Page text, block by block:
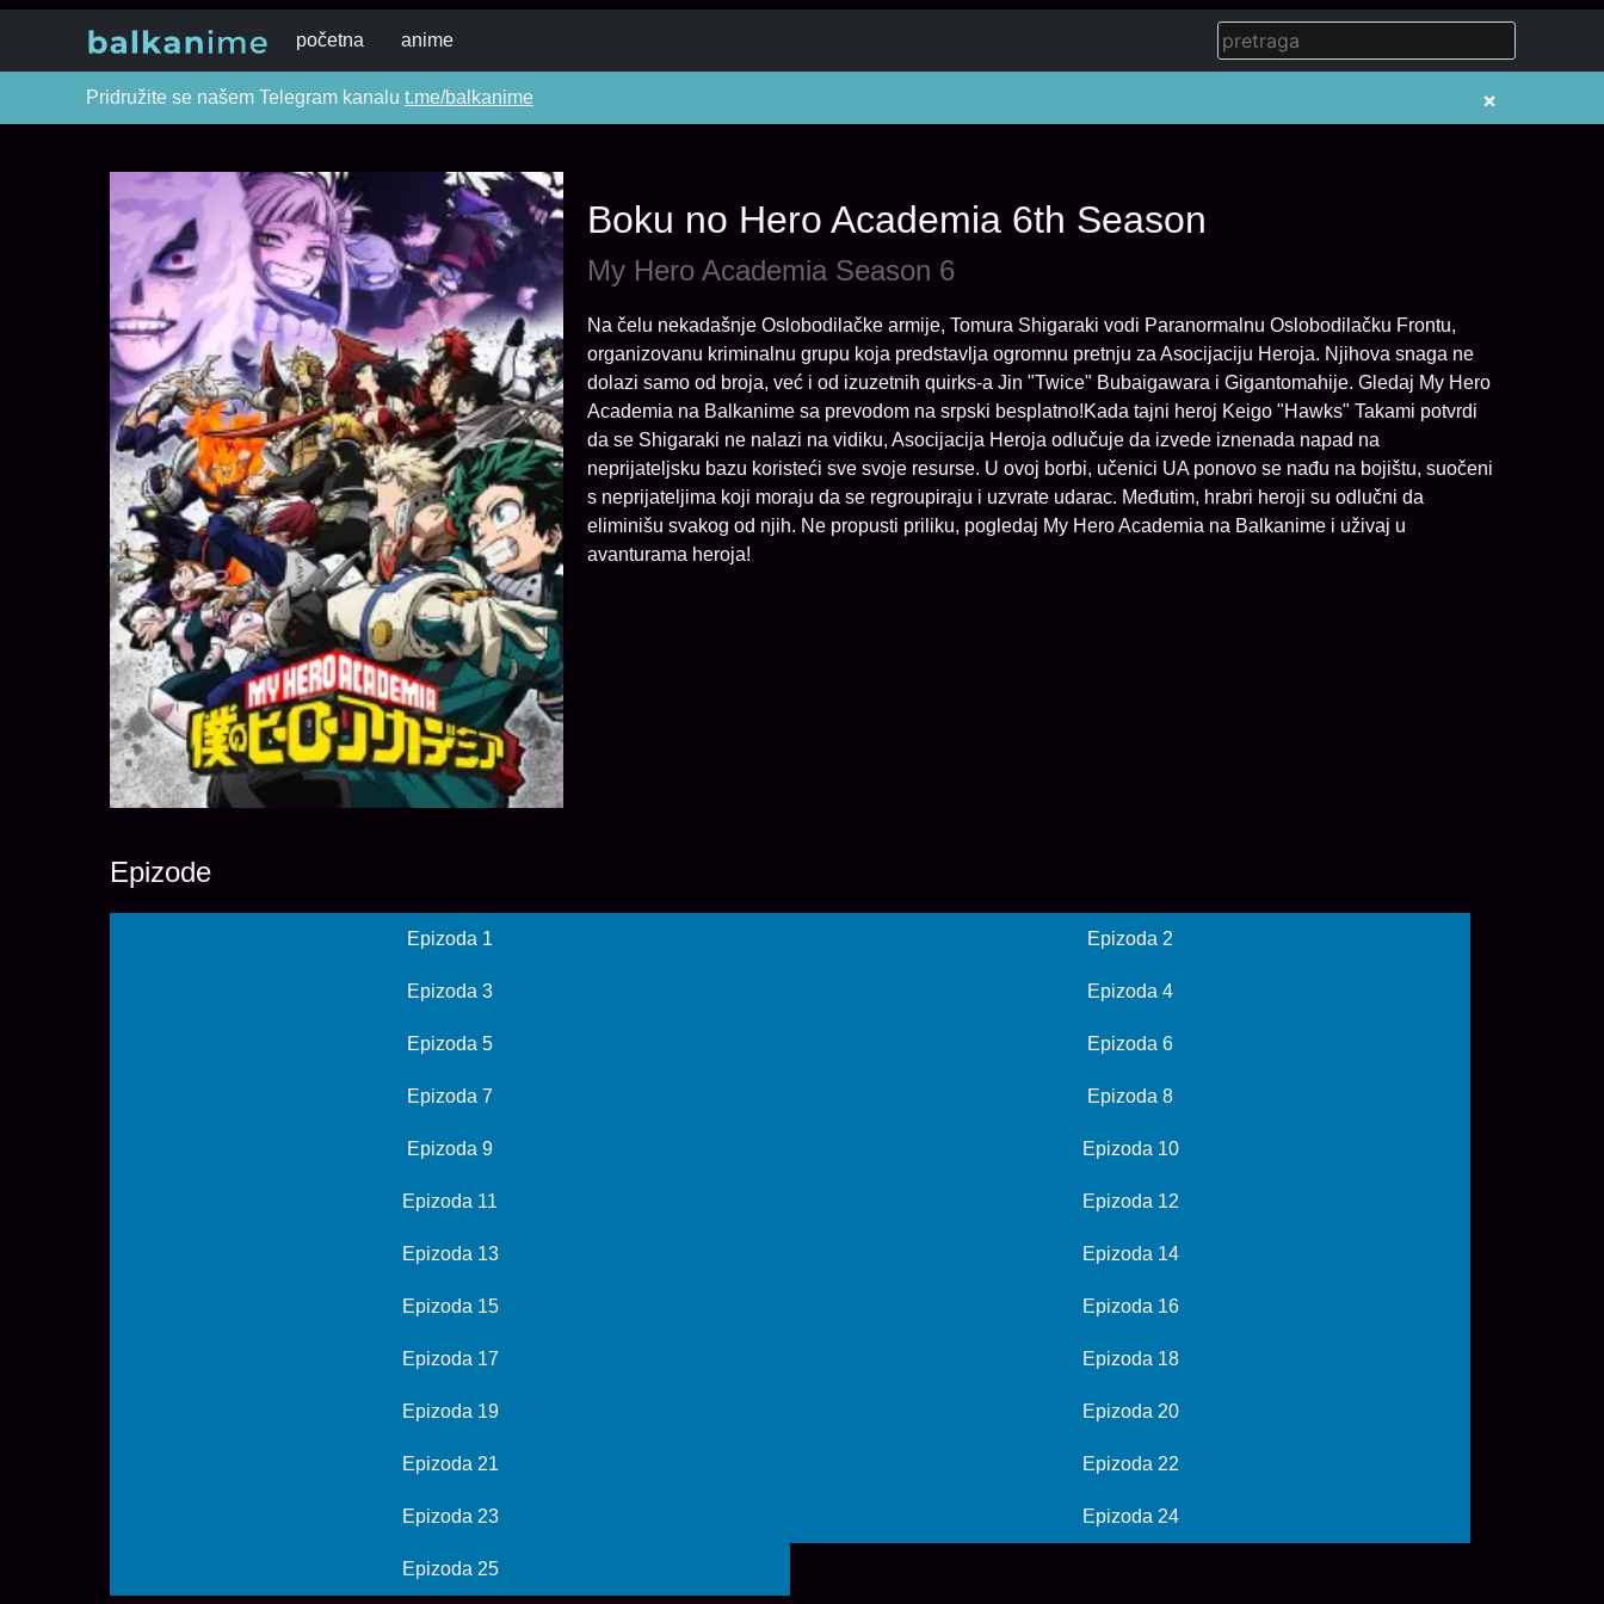
početna anime
Pridružite se našem Telegram kanalu t.me/balkanime ×
Boku no Hero Academia 6th Season
My Hero Academia Season 6
Na čelu nekadašnje Oslobodilačke armije, Tomura Shigaraki vodi Paranormalnu Oslobodilačku Frontu,
organizovanu kriminalnu grupu koja predstavlja ogromnu pretnju za Asocijaciju Heroja. Njihova snaga ne
dolazi samo od broja, već i od izuzetnih quirks-a Jin "Twice" Bubaigawara i Gigantomahije. Gledaj My Hero
Academia na Balkanime sa prevodom na srpski besplatno!Kada tajni heroj Keigo "Hawks" Takami potvrdi
da se Shigaraki ne nalazi na vidiku, Asocijacija Heroja odlučuje da izvede iznenada napad na
neprijateljsku bazu koristeći sve svoje resurse. U ovoj borbi, učenici UA ponovo se nađu na bojištu, suočeni
s neprijateljima koji moraju da se regroupiraju i uzvrate udarac. Međutim, hrabri heroji su odlučni da
eliminišu svakog od njih. Ne propusti priliku, pogledaj My Hero Academia na Balkanime i uživaj u
avanturama heroja!
Epizode
Epizoda 1 Epizoda 2
Epizoda 3 Epizoda 4
Epizoda 5 Epizoda 6
Epizoda 7 Epizoda 8
Epizoda 9 Epizoda 10
Epizoda 11 Epizoda 12
Epizoda 13 Epizoda 14
Epizoda 15 Epizoda 16
Epizoda 17 Epizoda 18
Epizoda 19 Epizoda 20
Epizoda 21 Epizoda 22
Epizoda 23 Epizoda 24
Epizoda 25